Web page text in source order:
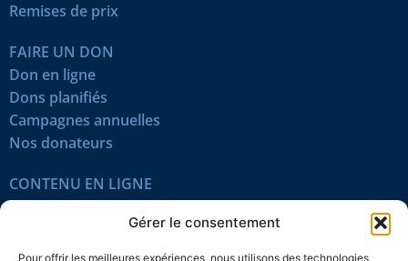
Gérer le consentement
Pour offrir les meilleures expériences, nous utilisons des technologies
Remises de prix
FAIRE UN DON
Don en ligne
Dons planifiés
Campagnes annuelles
Nos donateurs
CONTENU EN LIGNE
Tous les articles
Œuvres du mois